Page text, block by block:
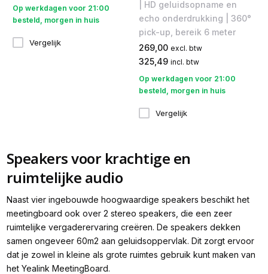
Op werkdagen voor 21:00
besteld, morgen in huis
Vergelijk
| HD geluidsopname en
echo onderdrukking | 360°
pick-up, bereik 6 meter
269,00 excl. btw
325,49 incl. btw
Op werkdagen voor 21:00
besteld, morgen in huis
Vergelijk
Speakers voor krachtige en
ruimtelijke audio
Naast vier ingebouwde hoogwaardige speakers beschikt het
meetingboard ook over 2 stereo speakers, die een zeer
ruimtelijke vergaderervaring creëren. De speakers dekken
samen ongeveer 60m2 aan geluidsoppervlak. Dit zorgt ervoor
dat je zowel in kleine als grote ruimtes gebruik kunt maken van
het Yealink MeetingBoard.